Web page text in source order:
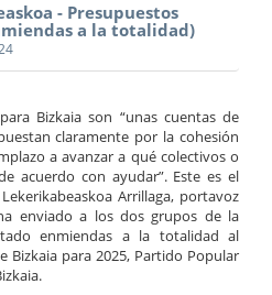
- Presupuestos
a la totalidad)
Bizkaia son “unas cuentas de
claramente por la cohesión
a avanzar a qué colectivos o
acuerdo con ayudar”. Este es el
Arrillaga, portavoz
enviado a los dos grupos de la
enmiendas a la totalidad al
Bizkaia para 2025, Partido Popular